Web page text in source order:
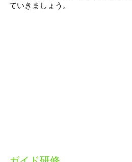
ていきましょう。​